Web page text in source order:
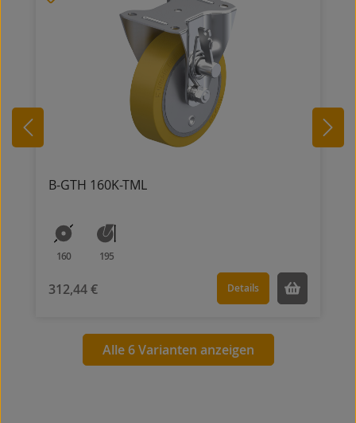
B-GTH 160K-TML
160 195
312,44 € Details
Alle 6 Varianten anzeigen